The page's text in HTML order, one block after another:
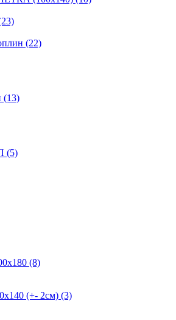
(22)
(13)
(5)
(8)
(+- 2см) (3)